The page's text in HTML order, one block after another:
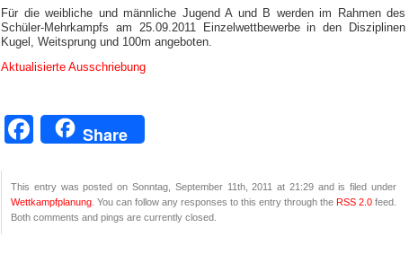
Für die weibliche und männliche Jugend A und B werden im Rahmen des
Schüler-Mehrkampfs am 25.09.2011 Einzelwettbewerbe in den Disziplinen
Kugel, Weitsprung und 100m angeboten.
Aktualisierte Ausschriebung
Facebook
Share
This entry was posted on Sonntag, September 11th, 2011 at 21:29 and is filed under
Wettkampfplanung . You can follow any responses to this entry through the RSS 2.0 feed.
Both comments and pings are currently closed.